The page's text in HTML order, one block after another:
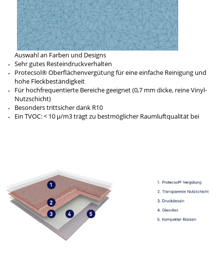
Auswahl an Farben und Designs
Sehr gutes Resteindruckverhalten
Protecsol® Oberflächenvergütung für eine einfache Reinigung und
hohe Fleckbeständigkeit
Für hochfrequentierte Bereiche geeignet (0,7 mm dicke, reine Vinyl-
Nutzschicht)
Besonders trittsicher dank R10
Ein TVOC: < 10 µ/m3 trägt zu bestmöglicher Raumluftqualität bei